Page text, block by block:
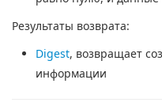
Результаты возврата:
Digest, возвращает
информации